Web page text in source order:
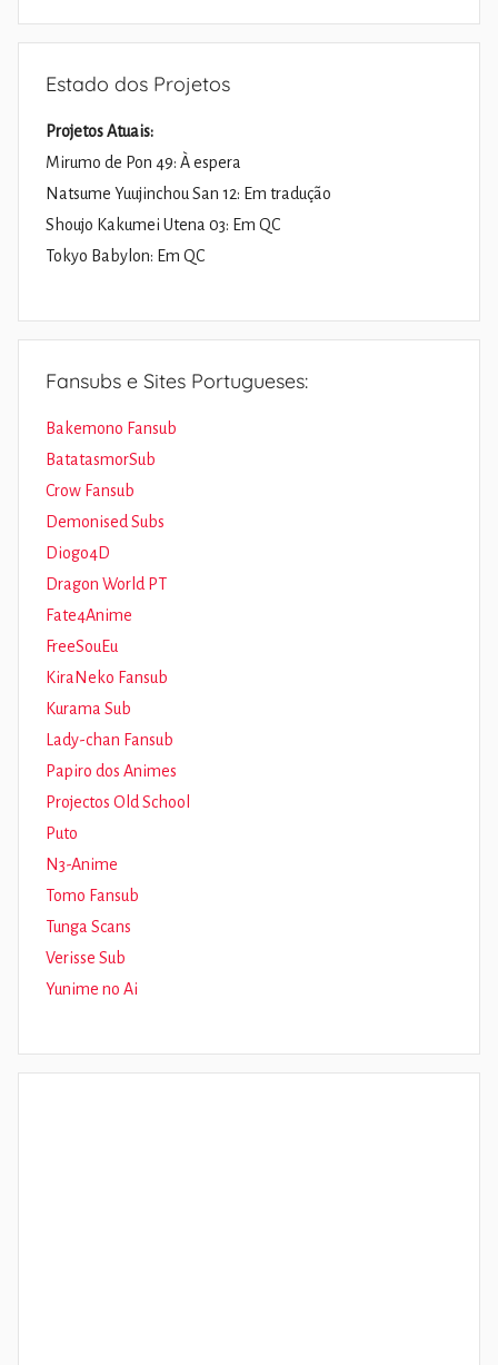
Estado dos Projetos
Projetos Atuais:
Mirumo de Pon 49: À espera
Natsume Yuujinchou San 12: Em tradução
Shoujo Kakumei Utena 03: Em QC
Tokyo Babylon: Em QC
Fansubs e Sites Portugueses:
Bakemono Fansub
BatatasmorSub
Crow Fansub
Demonised Subs
Diogo4D
Dragon World PT
Fate4Anime
FreeSouEu
KiraNeko Fansub
Kurama Sub
Lady-chan Fansub
Papiro dos Animes
Projectos Old School
Puto
N3-Anime
Tomo Fansub
Tunga Scans
Verisse Sub
Yunime no Ai